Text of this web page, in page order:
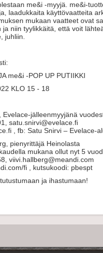
me&i -myyjä. me&i-
laadukkaita käyttövaatteita
mukaan vaatteet ovat
ja niin tyylikkäitä, että voit
juhliin.
me&i -POP UP PUTIIKKI
KLO 15 - 18
Evelace-jälleenmyyjänä
satu.snirvi@evelace.fi
, fb: Satu Snirvi – Evelace-
pienyrittäjä Heinolasta
mukana ollut nyt 5
viivi.hallberg@meandi.com
fi , kutsukoodi: pbespt
ja ihastumaan!